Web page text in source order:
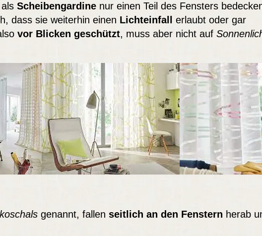
Scheibengardine nur einen Teil des Fensters
dass sie weiterhin einen Lichteinfall
erlaubt oder gar
vor Blicken geschützt, muss aber nicht auf
genannt, fallen seitlich an den Fenstern herab